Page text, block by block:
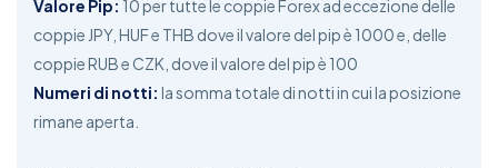
Valore Pip: 10 per tutte le coppie Forex ad eccezione delle
coppie JPY, HUF e THB dove il valore del pip è 1000 e, delle
coppie RUB e CZK, dove il valore del pip è 100
Numeri di notti: la somma totale di notti in cui la posizione
rimane aperta.